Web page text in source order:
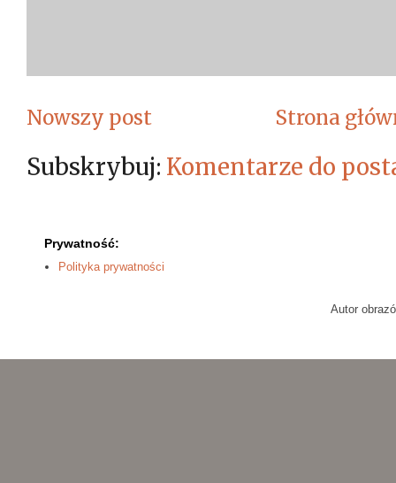
Nowszy post Strona
Subskrybuj: Komentarze do
Prywatność:
Polityka prywatności
Autor